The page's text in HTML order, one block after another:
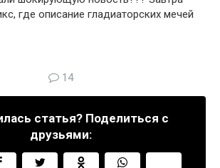
где описание гладиаторских мечей
14
статья? Поделиться с
друзьями: